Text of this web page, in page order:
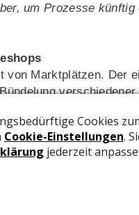
um Prozesse
Marktplätzen. Der
allerdings
geringere
dadurch